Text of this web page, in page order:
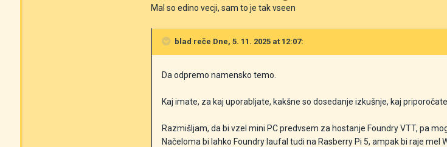
Mal so edino vecji, sam to je tak vseen
blad reče Dne, 5. 11. 2025 at 12:07:
Da odpremo namensko temo.
Kaj imate, za kaj uporabljate, kakšne so dosedanje izkušnje, kaj
Razmišljam, da bi vzel mini PC predvsem za hostanje Foundry VTT, pa
Načeloma bi lahko Foundry laufal tudi na Rasberry Pi 5, ampak bi raje mel